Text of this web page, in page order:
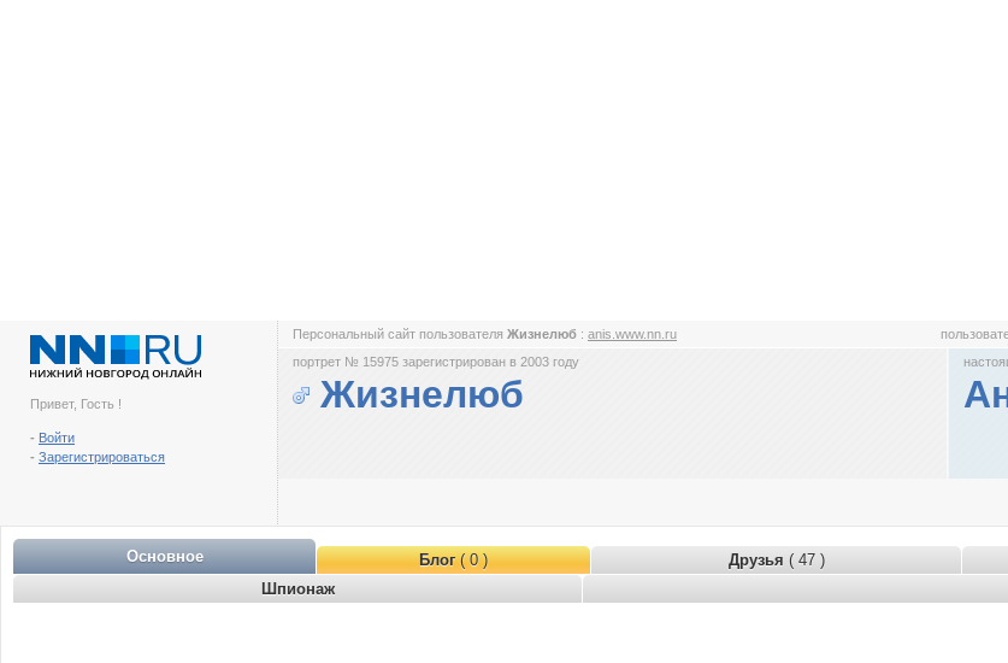
Привет, Гость !
- Войти
- Зарегистрироваться
Персональный сайт пользователя Жизнелюб : anis.www.nn.ru
портрет № 15975 зарегистрирован в 2003 году
Жизнелюб
Основное Блог( 0 ) Друзья ( 47 )
Шпионаж